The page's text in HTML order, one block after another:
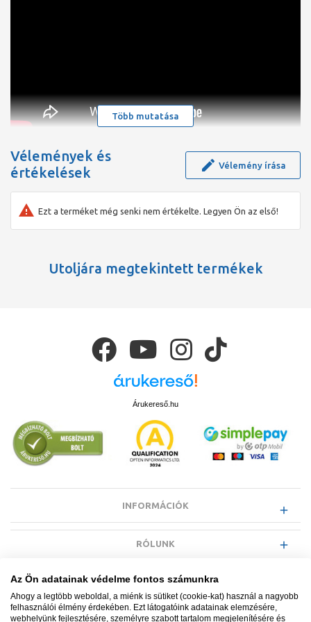
Több mutatása
Vélemények és
értékelések
Vélemény írása
Ezt a terméket még senki nem értékelte. Legyen Ön az első!
Utoljára megtekintett termékek
Árukereső.hu
INFORMÁCIÓK
RÓLUNK
EGYÉB INFORMÁCIÓK
VÁSÁRLÓI INFORMÁCIÓK
Az Ön adatainak védelme fontos számunkra
Ahogy a legtöbb weboldal, a miénk is sütiket (cookie-kat) használ a nagyobb
felhasználói élmény érdekében. Ezt látogatóink adatainak elemzésére,
webhelyünk fejlesztésére, személyre szabott tartalom megjelenítésére és